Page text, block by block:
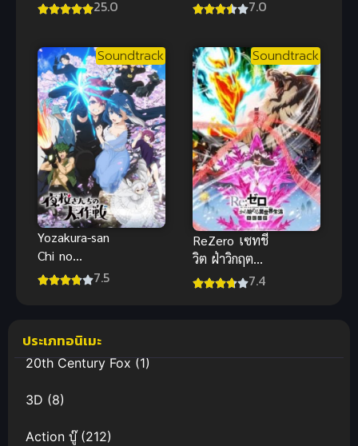
25.0
ดอกซ์ และ ป๊
อบปี้ ซับไทย
7.0
Soundtrack
Yozakura-san
Chi no
Daisakusen7.5
Soundtrack
ReZero เซทชี
วิต ฝ่าวิกฤต
ต่างโลก เดอะ
7.4
ประเภทอนิเมะ
20th Century Fox(1)
3D (8)
Action บู๊(212)